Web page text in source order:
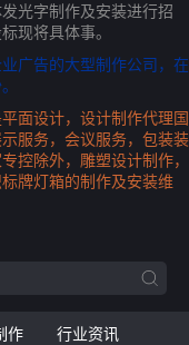
光字制作及安装进行招
现将具体事。
广告的大型制作公司，在
面设计，设计制作代理国
服务，会议服务，包装装
控除外，雕塑设计制作，
牌灯箱的制作及安装维
作 行业资讯